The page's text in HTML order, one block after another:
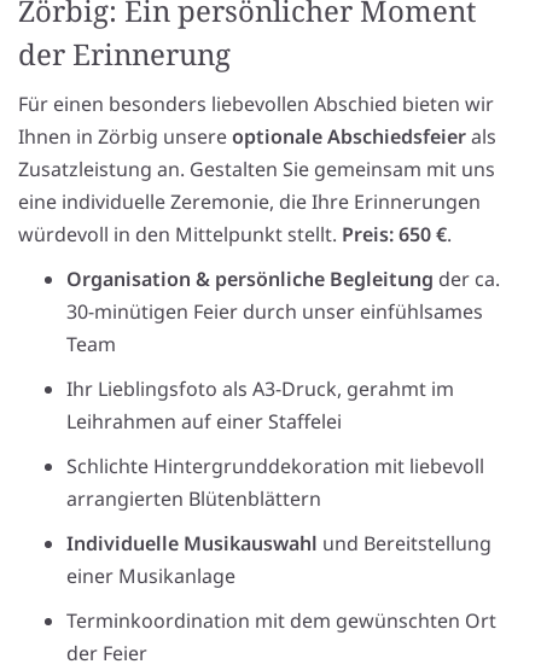
Zörbig: Ein persönlicher Moment
der Erinnerung
Für einen besonders liebevollen Abschied bieten wir
Ihnen in Zörbig unsereoptionale Abschiedsfeierals
Zusatzleistung an. Gestalten Sie gemeinsam mit uns
eine individuelle Zeremonie, die Ihre Erinnerungen
würdevoll in den Mittelpunkt stellt. Preis: 650 €.
Organisation & persönliche Begleitung der ca.
30-minütigen Feier durch unser einfühlsames
Team
Ihr Lieblingsfoto als A3-Druck, gerahmt im
Leihrahmen auf einer Staffelei
Schlichte Hintergrunddekoration mit liebevoll
arrangierten Blütenblättern
Individuelle Musikauswahl und Bereitstellung
einer Musikanlage
Terminkoordination mit dem gewünschten Ort
der Feier